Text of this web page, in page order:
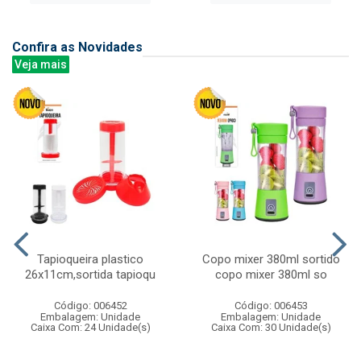
Confira as Novidades
Veja mais
Tapioqueira plastico
26x11cm,sortida tapioqu
Código: 006452
Embalagem: Unidade
Caixa Com: 24 Unidade(s)
Copo mixer 380ml sortido
copo mixer 380ml so
Código: 006453
Embalagem: Unidade
Caixa Com: 30 Unidade(s)